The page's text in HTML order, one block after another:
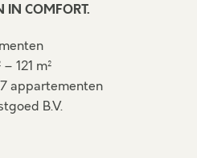
IN COMFORT.
121 m²
appartementen
B.V.